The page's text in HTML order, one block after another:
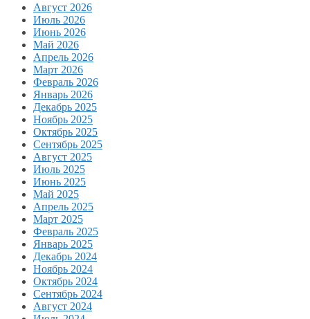
Август 2026
Июль 2026
Июнь 2026
Май 2026
Апрель 2026
Март 2026
Февраль 2026
Январь 2026
Декабрь 2025
Ноябрь 2025
Октябрь 2025
Сентябрь 2025
Август 2025
Июль 2025
Июнь 2025
Май 2025
Апрель 2025
Март 2025
Февраль 2025
Январь 2025
Декабрь 2024
Ноябрь 2024
Октябрь 2024
Сентябрь 2024
Август 2024